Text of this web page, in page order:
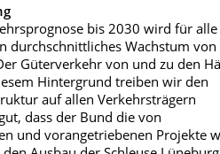
bis 2030 wird für alle
durchschnittliches Wachstum
Güterverkehr von und zu den
Hintergrund treiben wir den
auf allen Verkehrsträgern
dass der Bund die von
und vorangetriebenen Projekte